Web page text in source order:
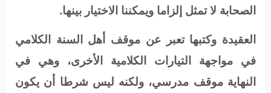
الصحابة لا تمثل إلزاما ويمكننا الاختيار بينها.
العقيدة وكتبها تعبر عن موقف أهل السنة الكلامي
في مواجهة التيارات الكلامية الأخرى، وهي في
النهاية موقف مدرسي، ولكنه ليس شرطا أن يكون